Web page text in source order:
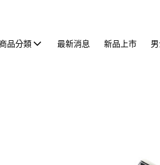
品分類 最新消息 新品上市